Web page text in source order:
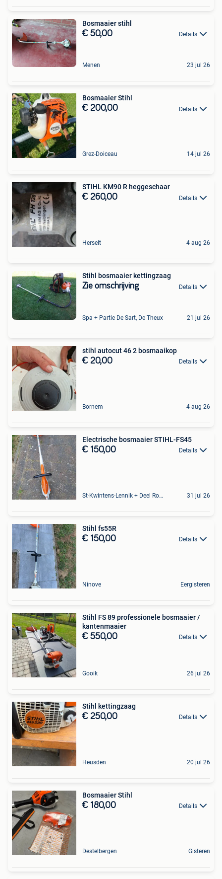
Bosmaaier stihl
€ 50,00 Details
Menen 23 jul 26
Bosmaaier Stihl
€ 200,00 Details
Grez-Doiceau 14 jul 26
STIHL KM90 R heggeschaar
€ 260,00 Details
Herselt 4 aug 26
Stihl bosmaaier kettingzaag
Zie omschrijving Details
Spa + Partie De Sart, De Theux 21 jul 26
stihl autocut 46 2 bosmaaikop
€ 20,00 Details
Bornem 4 aug 26
Electrische bosmaaier STIHL-FS45
€ 150,00 Details
St-Kwintens-Lennik + Deel Roosdaal 31 jul 26
Stihl fs55R
€ 150,00 Details
Ninove Eergisteren
Stihl FS 89 professionele bosmaaier /
kantenmaaier
€ 550,00 Details
Gooik 26 jul 26
Stihl kettingzaag
€ 250,00 Details
Heusden 20 jul 26
Bosmaaier Stihl
€ 180,00 Details
Destelbergen Gisteren